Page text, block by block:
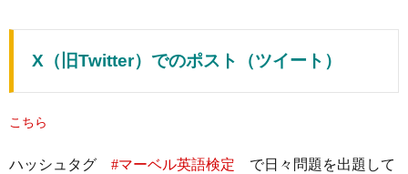
X（旧Twitter）でのポスト（ツイート）
こちら
ハッシュタグ #マーベル英語検定 で日々問題を出題して